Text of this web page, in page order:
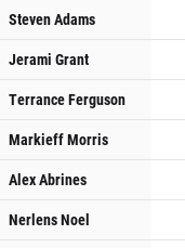
Steven Adams
Jerami Grant
Terrance Ferguson
Markieff Morris
Alex Abrines
Nerlens Noel